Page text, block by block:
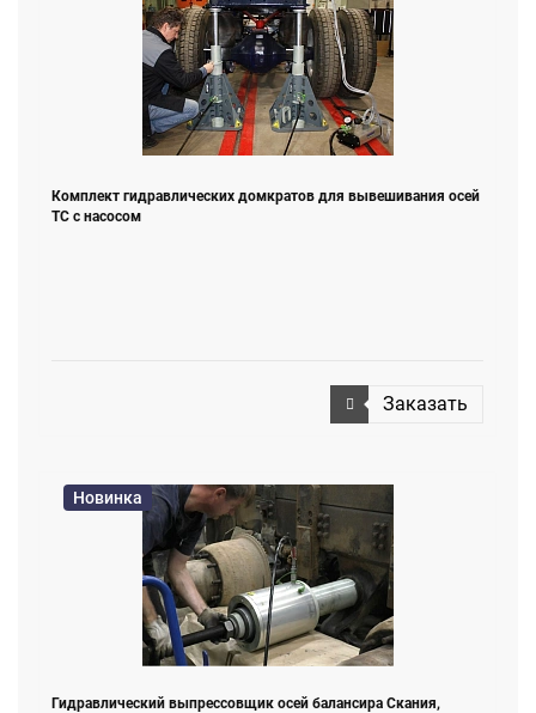
Комплект гидравлических домкратов для вывешивания осей
ТС с насосом
Заказать
Новинка
Гидравлический выпрессовщик осей балансира Скания,